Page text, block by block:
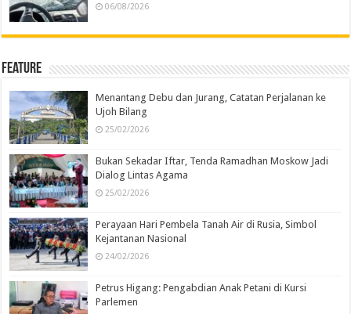
06/08/2026
Feature
Menantang Debu dan Jurang, Catatan Perjalanan ke
Ujoh Bilang
25/02/2026
Bukan Sekadar Iftar, Tenda Ramadhan Moskow Jadi
Dialog Lintas Agama
25/02/2026
Perayaan Hari Pembela Tanah Air di Rusia, Simbol
Kejantanan Nasional
24/02/2026
Petrus Higang: Pengabdian Anak Petani di Kursi
Parlemen